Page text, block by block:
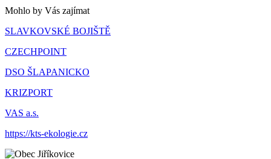
Mohlo by Vás zajímat
SLAVKOVSKÉ BOJIŠTĚ
CZECHPOINT
DSO ŠLAPANICKO
KRIZPORT
VAS a.s.
https://kts-ekologie.cz